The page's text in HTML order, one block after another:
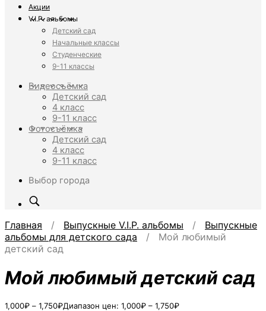
Акции
V.I.P. альбомы
Детский сад
Начальные классы
Студенческие
9-11 классы
Видеосъёмка
Детский сад
4 класс
9-11 класс
Фотосъёмка
Детский сад
4 класс
9-11 класс
Выбор города
Главная / Выпускные V.I.P. альбомы / Выпускные
альбомы для детского сада / Мой любимый
детский сад
Мой любимый детский сад
1,000₽ – 1,750₽Диапазон цен: 1,000₽ – 1,750₽